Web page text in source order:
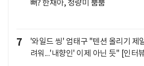
뻐? 한채아, 청량미 뿜뿜
7
'와일드 씽' 엄태구 "텐션 올리기 제
려워...'내향인' 이제 아닌 듯" [인터